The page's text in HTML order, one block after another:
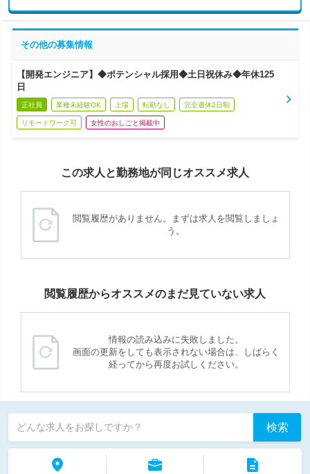
その他の募集情報
【開発エンジニア】◆ポテンシャル採用◆土日祝休み◆年休125
日
正社員 業種未経験OK 上場 転勤なし 完全週休2日制
リモートワーク可 女性のおしごと掲載中
この求人と勤務地が同じオススメ求人
閲覧履歴がありません。まずは求人を閲覧しましょ
う。
閲覧履歴からオススメのまだ見ていない求人
情報の読み込みに失敗しました。
画面の更新をしても表示されない場合は、しばらく
経ってから再度お試しください。
どんな求人をお探しですか？ 検索